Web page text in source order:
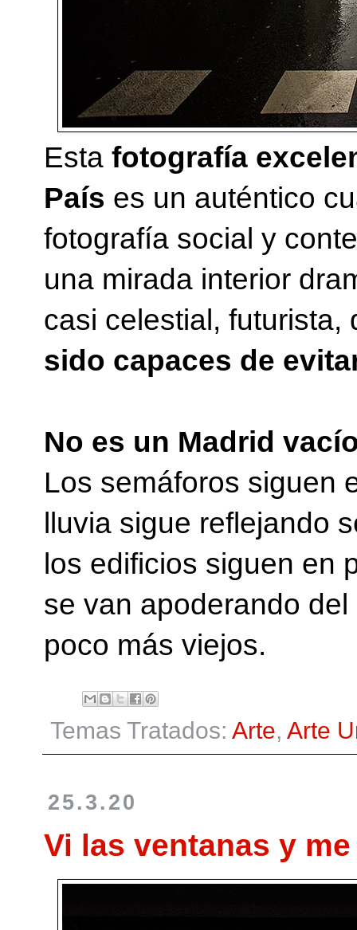
Esta fotografía
País es un auténtico
fotografía social y
una mirada interior
casi celestial,
sido capaces de
No es un Madrid
Los semáforos siguen
lluvia sigue reflejando
los edificios siguen en
se van apoderando
poco más viejos.
Temas Tratados: Arte, Arte
25.3.20
Vi las ventanas y